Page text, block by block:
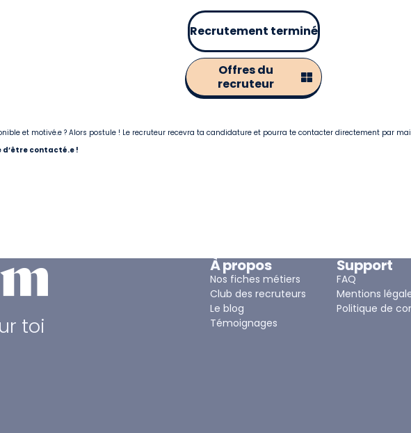
Recrutement terminé
Offres du
recruteur
et motivé.e ? Alors postule ! Le recruteur recevra ta candidature et pourra te contacter directement par
d’être contacté.e !
toi
À propos
Nos fiches métiers
Club des recruteurs
Le blog
Témoignages
Support
FAQ
Mentions
Politique de